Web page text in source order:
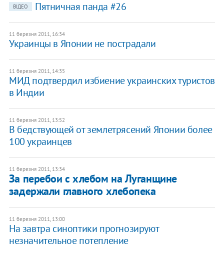
ВІДЕО
Пятничная панда #26
11 березня 2011, 16:34
Украинцы в Японии не пострадали
11 березня 2011, 14:35
МИД подтвердил избиение украинских туристов
в Индии
11 березня 2011, 13:52
В бедствующей от землетрясений Японии более
100 украинцев
11 березня 2011, 13:34
За перебои с хлебом на Луганщине
задержали главного хлебопека
11 березня 2011, 13:00
На завтра синоптики прогнозируют
незначительное потепление